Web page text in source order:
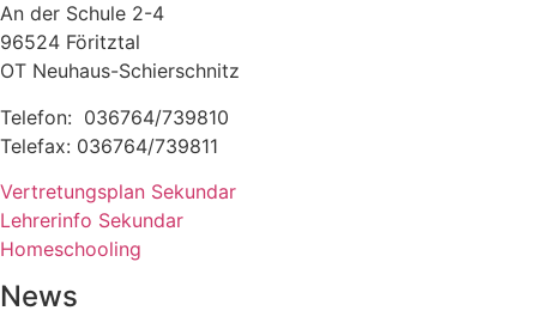
An der Schule 2-4
96524 Föritztal
OT Neuhaus-Schierschnitz
Telefon: 036764/739810
Telefax: 036764/739811
Vertretungsplan Sekundar
Lehrerinfo Sekundar
Homeschooling
News